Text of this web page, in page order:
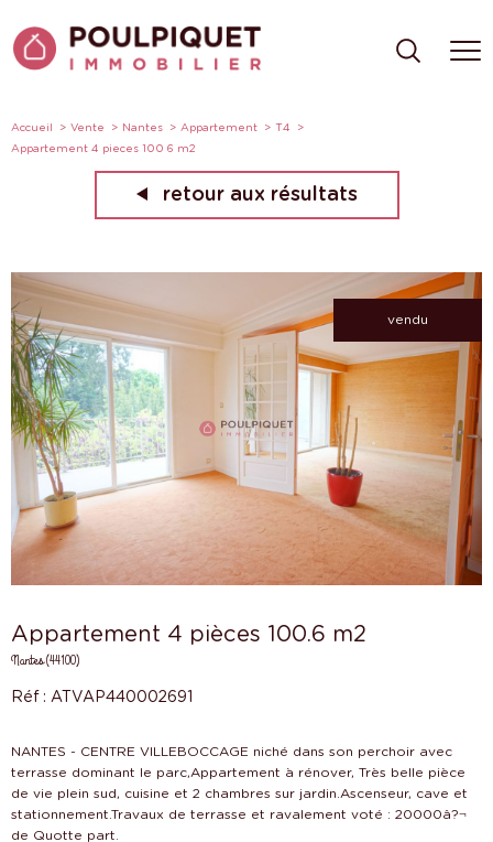
Accueil Vente Nantes Appartement
T4
Appartement 4 pieces 100 6 m2
retour aux résultats
vendu
Appartement 4 pièces 100.6 m2
Nantes (44100)
Réf : ATVAP440002691
NANTES - CENTRE VILLEBOCCAGE niché dans son perchoir avec
terrasse dominant le parc,Appartement à rénover, Très belle pièce
de vie plein sud, cuisine et 2 chambres sur jardin.Ascenseur, cave et
stationnement.Travaux de terrasse et ravalement voté : 20000â?¬
de Quotte part.